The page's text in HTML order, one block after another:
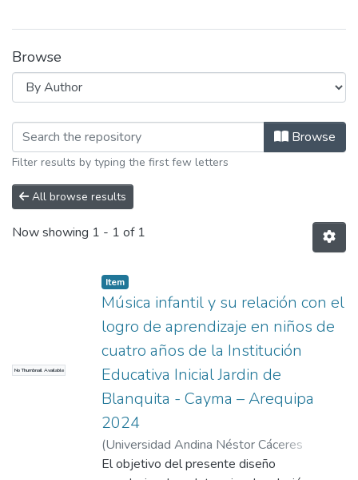
Browse
Browsing Licenciada en Educación
Browse
Filter results by typing the first few letters
All browse results
Now showing 1 - 1 of 1
No Thumbnail Available
Item
Música infantil y su relación con el
logro de aprendizaje en niños de
cuatro años de la Institución
Educativa Inicial Jardin de
Blanquita - Cayma – Arequipa
2024
(Universidad Andina Néstor Cáceres
Velásquez, 2024)Arotaype Choquehuanca,
El objetivo del presente diseño